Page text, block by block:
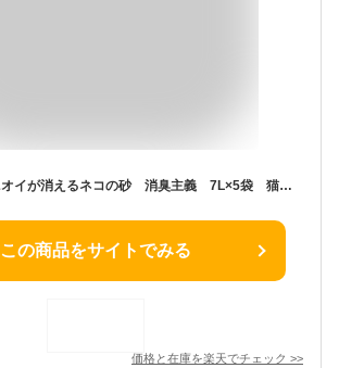
猫砂 驚くほどニオイが消えるネコの砂 消臭主義 7L×5袋 猫砂 紙 固まる 流せる 燃やせる お一人様1点限り 関東当日便
この商品をサイトでみる
価格と在庫を楽天でチェック >>